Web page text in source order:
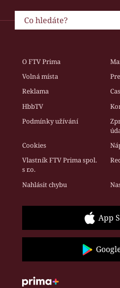
O FTV Prima
Volná místa
Reklama
HbbTV
Podmínky užívání
Cookies
Vlastník FTV Prima spol.
s r.o.
Nahlásit chybu
App